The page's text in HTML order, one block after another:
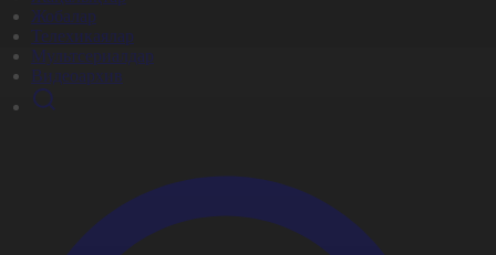
Жобалар
Телехикаялар
Мультсериалдар
Видеоархив